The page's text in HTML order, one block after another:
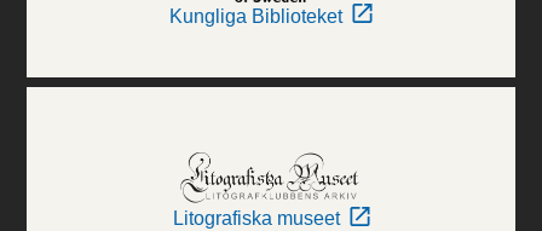
Kungliga Biblioteket
Litografiska museet